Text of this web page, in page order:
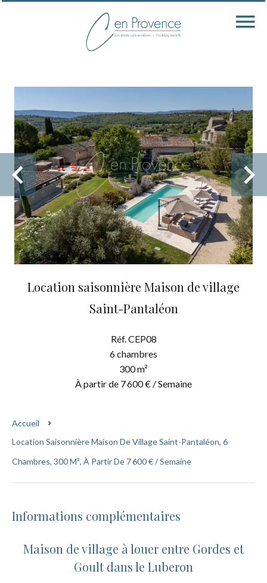
Location saisonnière Maison de village
Saint-Pantaléon
Réf. CEP08
6 chambres
300 m²
À partir de 7 600 € / Semaine
Accueil
Location Saisonnière Maison De Village Saint-Pantaléon, 6
Chambres, 300 M², À Partir De 7 600 € / Semaine
Informations complémentaires
Maison de village à louer entre Gordes et
Goult dans le Luberon